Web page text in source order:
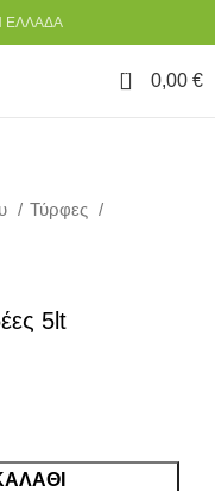
ΕΛΛΑΔΑ
0 0,00 €
Τύρφες
5lt